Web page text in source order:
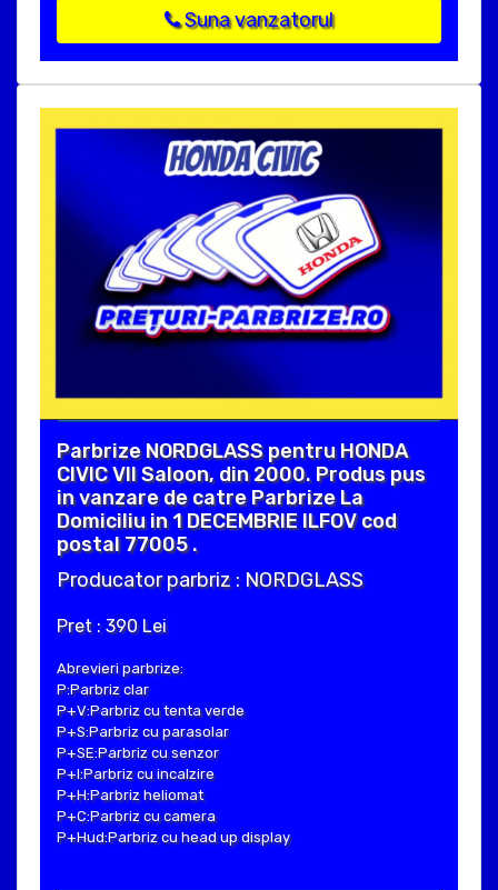
Suna vanzatorul
Parbrize NORDGLASS pentru HONDA
CIVIC VII Saloon, din 2000. Produs pus
in vanzare de catre Parbrize La
Domiciliu in 1 DECEMBRIE ILFOV cod
postal 77005 .
Producator parbriz : NORDGLASS
Pret : 390 Lei
Abrevieri parbrize:
P:Parbriz clar
P+V:Parbriz cu tenta verde
P+S:Parbriz cu parasolar
P+SE:Parbriz cu senzor
P+I:Parbriz cu incalzire
P+H:Parbriz heliomat
P+C:Parbriz cu camera
P+Hud:Parbriz cu head up display